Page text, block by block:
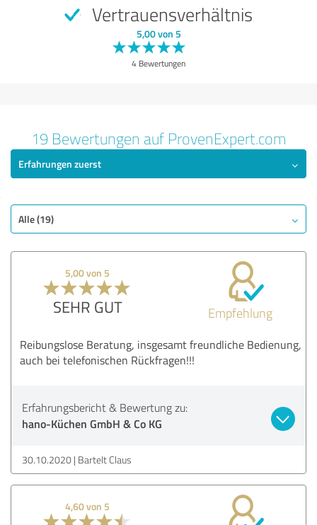
Vertrauensverhältnis
5,00 von 5
4 Bewertungen
19 Bewertungen auf ProvenExpert.com
Erfahrungen zuerst
Alle (19)
5,00 von 5
SEHR GUT Empfehlung
Reibungslose Beratung, insgesamt freundliche Bedienung,
auch bei telefonischen Rückfragen!!!
Erfahrungsbericht & Bewertung zu:
hano-Küchen GmbH & Co KG
30.10.2020 Bartelt Claus
4,60 von 5